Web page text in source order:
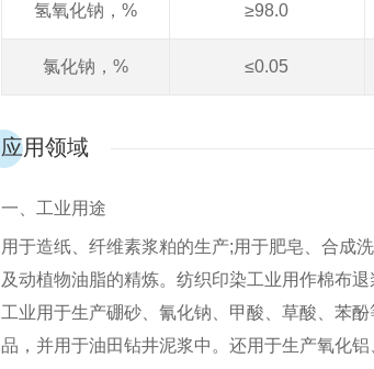
氢氧化钠， % ≥98.0
氯化钠， % ≤0.05
应用领域
一、工业用途
用于造纸、纤维素浆粕的生产;用于肥皂、合成
及动植物油脂的精炼。纺织印染工业用作棉布
工业用于生产硼砂、氰化钠、甲酸、草酸、苯
品，并用于油田钻井泥浆中。还用于生产氧化